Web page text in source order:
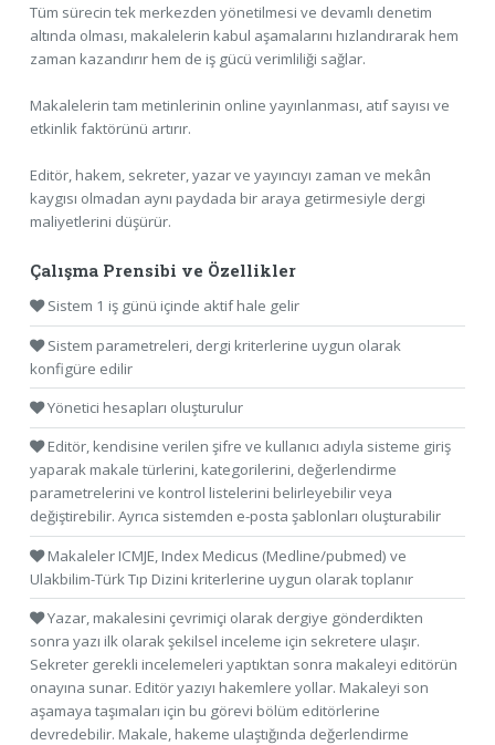
Tüm sürecin tek merkezden yönetilmesi ve devamlı denetim
altında olması, makalelerin kabul aşamalarını hızlandırarak hem
zaman kazandırır hem de iş gücü verimliliği sağlar.
Makalelerin tam metinlerinin online yayınlanması, atıf sayısı ve
etkinlik faktörünü artırır.
Editör, hakem, sekreter, yazar ve yayıncıyı zaman ve mekân
kaygısı olmadan aynı paydada bir araya getirmesiyle dergi
maliyetlerini düşürür.
Çalışma Prensibi ve Özellikler
Sistem 1 iş günü içinde aktif hale gelir
Sistem parametreleri, dergi kriterlerine uygun olarak
konfigüre edilir
Yönetici hesapları oluşturulur
Editör, kendisine verilen şifre ve kullanıcı adıyla sisteme giriş
yaparak makale türlerini, kategorilerini, değerlendirme
parametrelerini ve kontrol listelerini belirleyebilir veya
değiştirebilir. Ayrıca sistemden e-posta şablonları oluşturabilir
Makaleler ICMJE, Index Medicus (Medline/pubmed) ve
Ulakbilim-Türk Tıp Dizini kriterlerine uygun olarak toplanır
Yazar, makalesini çevrimiçi olarak dergiye gönderdikten
sonra yazı ilk olarak şekilsel inceleme için sekretere ulaşır.
Sekreter gerekli incelemeleri yaptıktan sonra makaleyi editörün
onayına sunar. Editör yazıyı hakemlere yollar. Makaleyi son
aşamaya taşımaları için bu görevi bölüm editörlerine
devredebilir. Makale, hakeme ulaştığında değerlendirme